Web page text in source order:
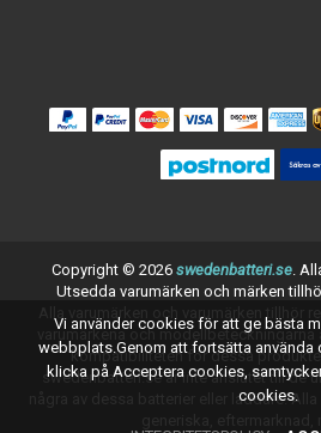
Copyright © 2026 swedenbatteri.se.
Utsedda varumärken och märken
Alla varumärken och varumärken tillhör
varumärkena och modellbeteckningarna
kompatibiliteten för dessa
swedenbatteri.se är inte anslutet till de
några av dessa batterier eller laddare.
Vi använder cookies för att ge bästa
webbplats.Genom att fortsätta använda
klicka på Acceptera cookies,
cookies.